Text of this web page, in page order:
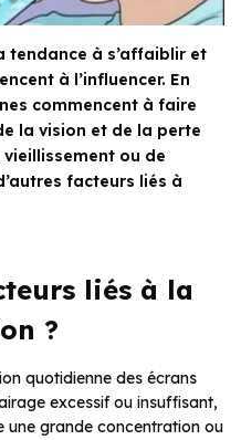
tendance à s’affaiblir et
à l’influencer. En
commencent à faire
la vision et de la perte
ou de
facteurs liés à
liés à la
?
quotidienne des écrans
excessif ou insuffisant,
une grande concentration ou